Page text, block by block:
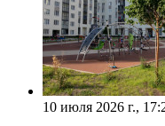
10 июля 2026 г.,